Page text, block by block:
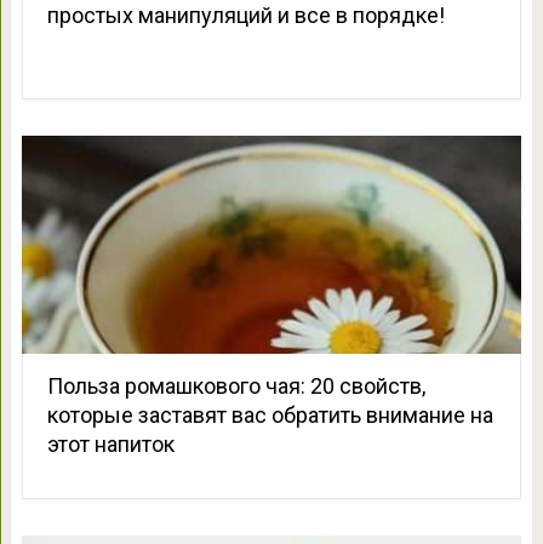
простых манипуляций и все в порядке!
Польза ромашкового чая: 20 свойств,
которые заставят вас обратить внимание на
этот напиток